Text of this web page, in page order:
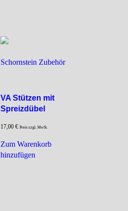
können
Schornstein Zubehör
VA Stützen mit
Spreizdübel
17,00 € Preis zzgl. MwSt.
Zum Warenkorb
hinzufügen